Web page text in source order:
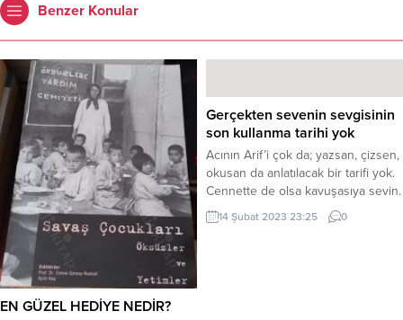
Benzer Konular
EN GÜZEL HEDİYE NEDİR?
Gerçekten sevenin sevgisinin
son kullanma tarihi yok
Acının Arif’i çok da; yazsan, çizsen,
okusan da anlatılacak bir tarifi yok.
Cennette de olsa kavuşasıya sevin.
Bu hayatta insanı bir kenara atanı
çok da; gerçekten sevenin
14 Şubat 2023 23:25 0